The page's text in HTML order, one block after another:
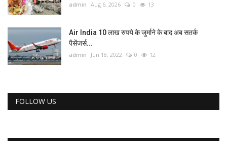
admin Aug 6, 2026 0 13
Air India 10 लाख रुपये के जुर्माने के बाद अब सतर्क
पैसेंजर्स...
admin Jun 18, 2022 0 12
FOLLOW US